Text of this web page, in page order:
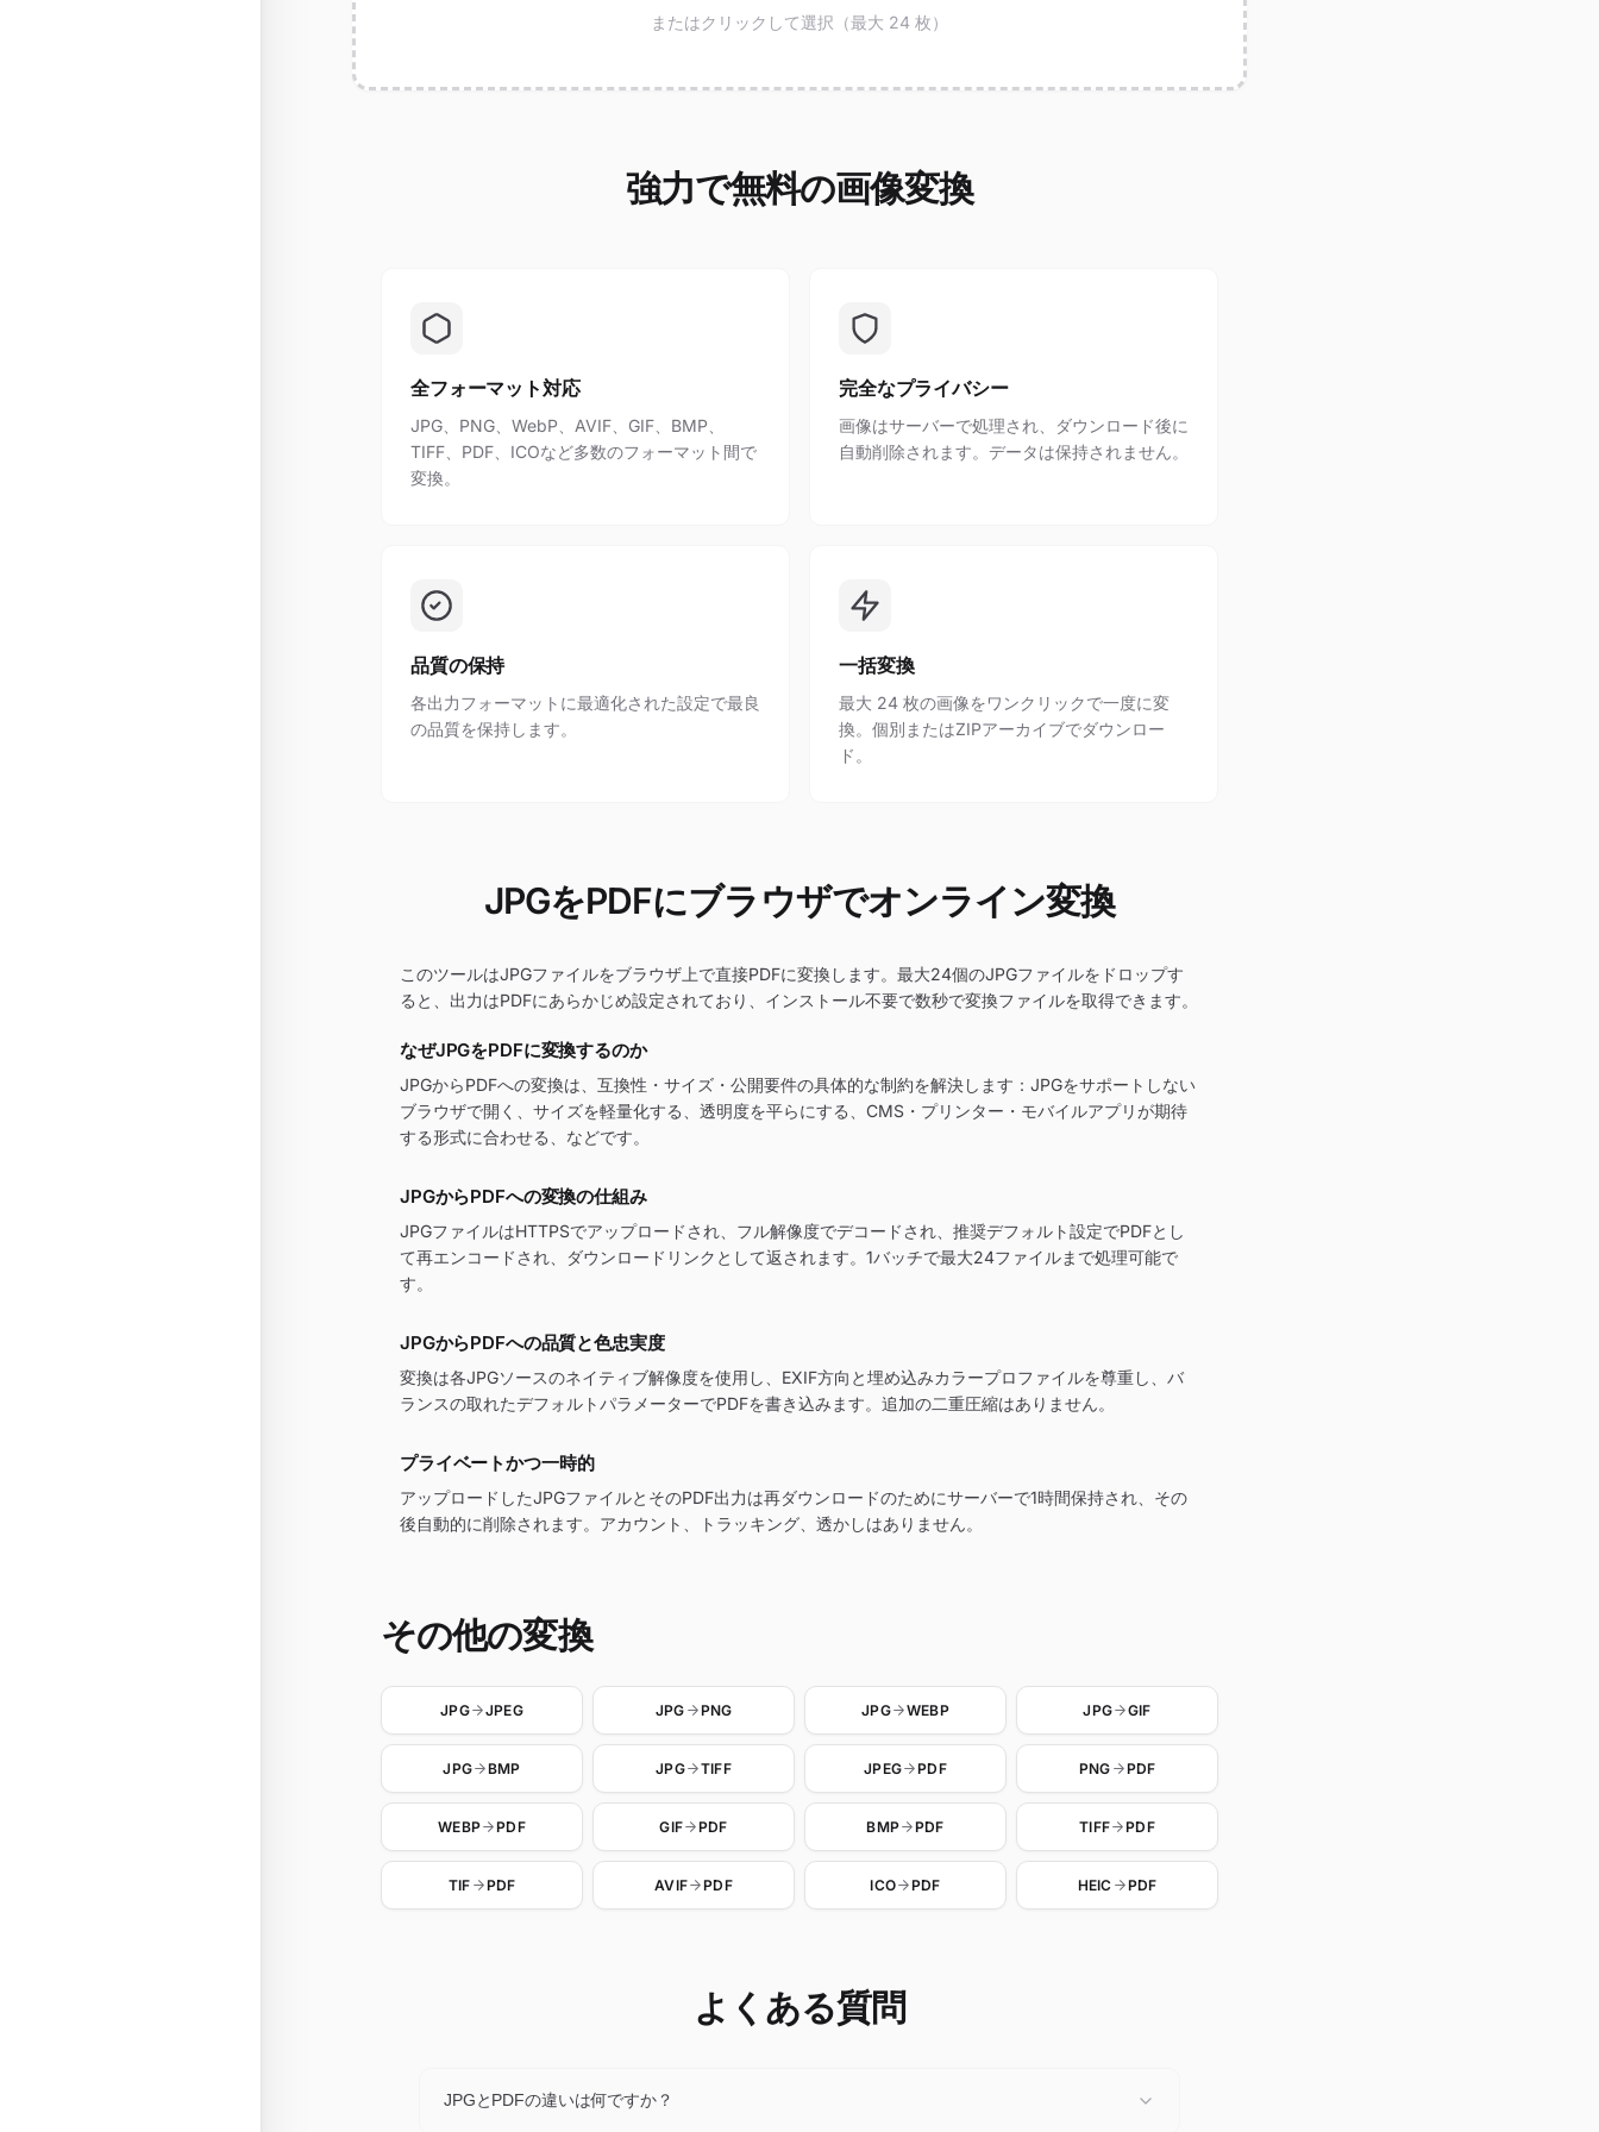
またはクリックして選択（最大 24 枚）
強力で無料の画像変換
全フォーマット対応
JPG、PNG、WebP、AVIF、GIF、BMP、
TIFF、PDF、ICOなど多数のフォーマット間で
変換。
完全なプライバシー
画像はサーバーで処理され、ダウンロード後に
自動削除されます。データは保持されません。
品質の保持
各出力フォーマットに最適化された設定で最良
の品質を保持します。
一括変換
最大 24 枚の画像をワンクリックで一度に変
換。個別またはZIPアーカイブでダウンロー
ド。
JPGをPDFにブラウザでオンライン変換
このツールはJPGファイルをブラウザ上で直接PDFに変換します。最大24個のJPGファイルをドロップす
ると、出力はPDFにあらかじめ設定されており、インストール不要で数秒で変換ファイルを取得できます。
なぜJPGをPDFに変換するのか
JPGからPDFへの変換は、互換性・サイズ・公開要件の具体的な制約を解決します：JPGをサポートしない
ブラウザで開く、サイズを軽量化する、透明度を平らにする、CMS・プリンター・モバイルアプリが期待
する形式に合わせる、などです。
JPGからPDFへの変換の仕組み
JPGファイルはHTTPSでアップロードされ、フル解像度でデコードされ、推奨デフォルト設定でPDFとし
て再エンコードされ、ダウンロードリンクとして返されます。1バッチで最大24ファイルまで処理可能で
す。
JPGからPDFへの品質と色忠実度
変換は各JPGソースのネイティブ解像度を使用し、EXIF方向と埋め込みカラープロファイルを尊重し、バ
ランスの取れたデフォルトパラメーターでPDFを書き込みます。追加の二重圧縮はありません。
プライベートかつ一時的
アップロードしたJPGファイルとそのPDF出力は再ダウンロードのためにサーバーで1時間保持され、その
後自動的に削除されます。アカウント、トラッキング、透かしはありません。
その他の変換
JPG JPEG JPG PNG JPG WEBP JPG GIF
JPG BMP JPG TIFF JPEG PDF PNG PDF
WEBP PDF GIF PDF BMP PDF TIFF PDF
TIF PDF AVIF PDF ICO PDF HEIC PDF
よくある質問
JPGとPDFの違いは何ですか？